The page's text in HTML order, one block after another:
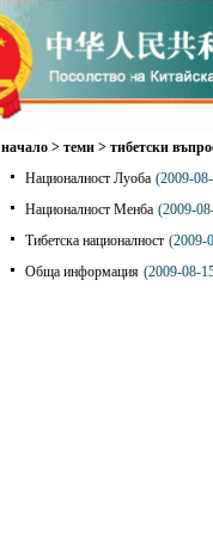
начало> теми> тибетски
Националност Луоба (2009-
Националност Менба (2009-
Тибетска националност (2009-
Обща информация (2009-08-